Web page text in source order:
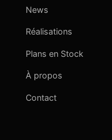
News
Réalisations
Plans en Stock
À propos
Contact